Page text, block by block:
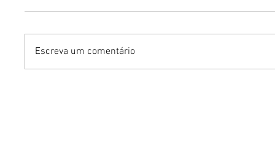
Escreva um comentário